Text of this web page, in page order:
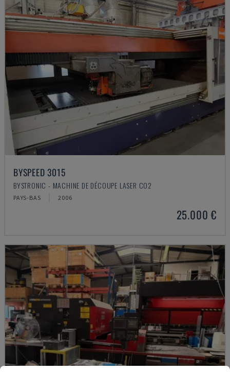
BYSPEED 3015
BYSTRONIC - MACHINE DE DÉCOUPE LASER CO2
PAYS-BAS 2006
25.000 €